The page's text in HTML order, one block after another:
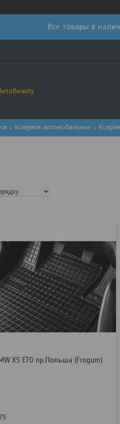
Все товары в
Коврики автомобильные
X5 E70 пр.Польша (Frogum)